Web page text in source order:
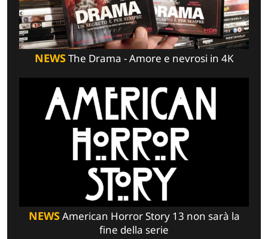
NEWSThe Drama - Amore e nevrosi in 4K
NEWSAmerican Horror Story 13 non sarà la
fine della serie